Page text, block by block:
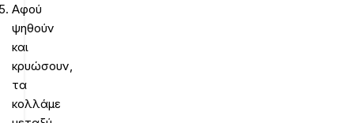
Αφού
ψηθούν
και
κρυώσουν,
τα
κολλάμε